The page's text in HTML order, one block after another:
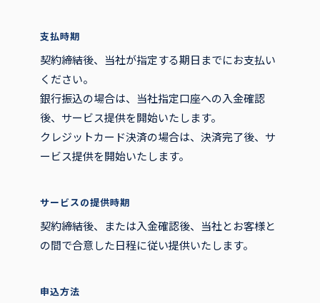
支払時期
契約締結後、当社が指定する期日までにお支払い
ください。
銀行振込の場合は、当社指定口座への入金確認
後、サービス提供を開始いたします。
クレジットカード決済の場合は、決済完了後、サ
ービス提供を開始いたします。
サービスの提供時期
契約締結後、または入金確認後、当社とお客様と
の間で合意した日程に従い提供いたします。
申込方法